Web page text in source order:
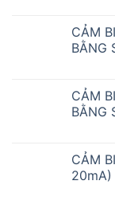
CẢM
BẰNG
CẢM
BẰNG
CẢM
20mA)